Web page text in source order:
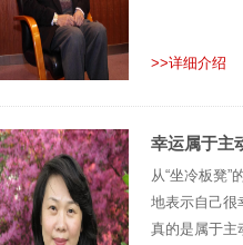
>>详细介绍
幸运属于主
从“坐冷板凳”
地表示自己很
真的是属于主